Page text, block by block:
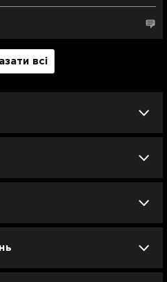
всі
Смарт-годинники